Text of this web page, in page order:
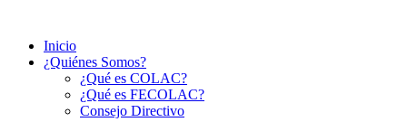
contenido
Inicio
¿Quiénes Somos?
¿Qué es COLAC?
¿Qué es FECOLAC?
Consejo Directivo